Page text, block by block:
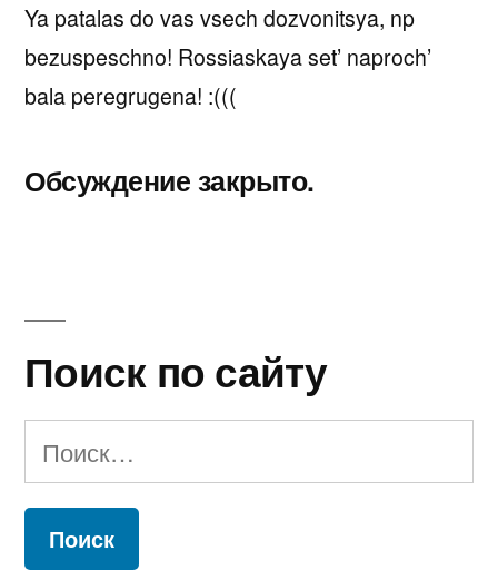
Ya patalas do vas vsech dozvonitsya, np
bezuspeschno! Rossiaskaya set’ naproch’
bala peregrugena! :(((
Обсуждение закрыто.
Поиск по сайту
Найти: